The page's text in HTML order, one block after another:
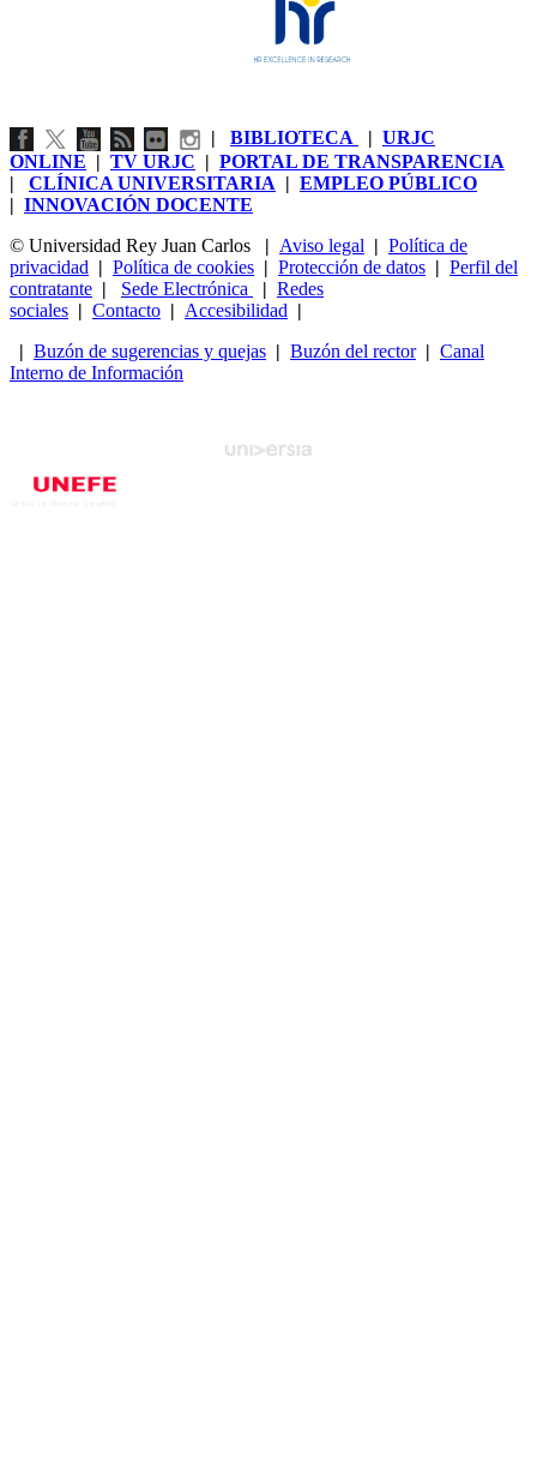
| BIBLIOTECA | URJC
ONLINE | TV URJC | PORTAL DE TRANSPARENCIA
| CLÍNICA UNIVERSITARIA | EMPLEO PÚBLICO
| INNOVACIÓN DOCENTE
© Universidad Rey Juan Carlos
| Aviso legal | Política de
privacidad | Política de cookies | Protección de datos | Perfil del
contratante | Sede Electrónica | Redes
sociales | Contacto | Accesibilidad |
| Buzón de sugerencias y quejas | Buzón del rector| Canal
Interno de Información